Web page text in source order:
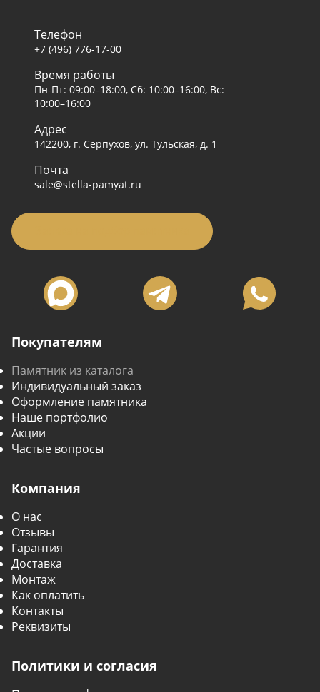
Покупателям
Памятник из каталога
Индивидуальный заказ
Оформление памятника
Наше портфолио
Акции
Частые вопросы
Компания
О нас
Отзывы
Гарантия
Доставка
Монтаж
Как оплатить
Контакты
Реквизиты
Политики и согласия
Телефон
+7 (496) 776-17-00
Время работы
Пн-Пт: 09:00–18:00, Сб: 10:00–16:00, Вс:
10:00–16:00
Адрес
142200, г. Серпухов, ул. Тульская, д. 1
Почта
sale@stella-pamyat.ru